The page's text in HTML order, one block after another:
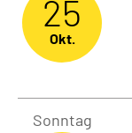
25
Okt.
Sonntag